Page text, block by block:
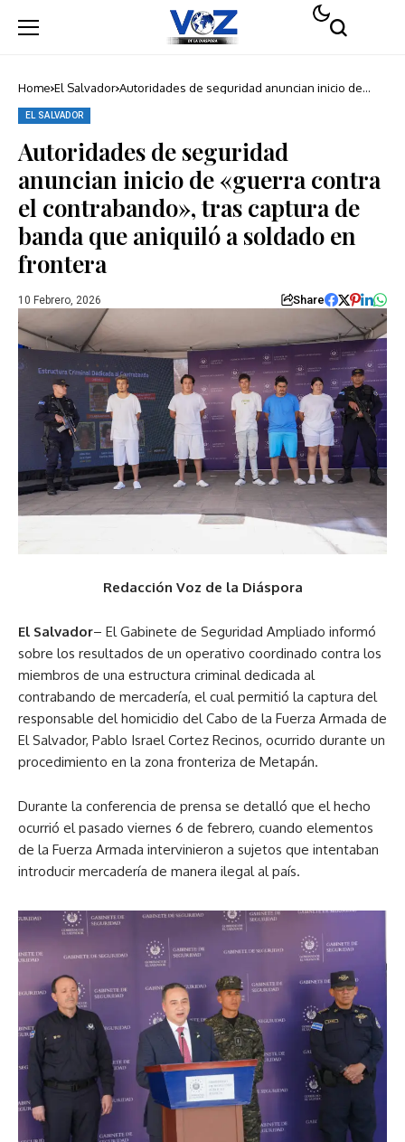
Home El Salvador Autoridades de seguridad anuncian inicio de
EL SALVADOR
Autoridades de seguridad
anuncian inicio de «guerra contra
el contrabando», tras captura de
banda que aniquiló a soldado en
frontera
10 Febrero, 2026 Share
Redacción Voz de la Diáspora
El Salvador– El Gabinete de Seguridad Ampliado informó
sobre los resultados de un operativo coordinado contra los
miembros de una estructura criminal dedicada al
contrabando de mercadería, el cual permitió la captura del
responsable del homicidio del Cabo de la Fuerza Armada de
El Salvador, Pablo Israel Cortez Recinos, ocurrido durante un
procedimiento en la zona fronteriza de Metapán.
Durante la conferencia de prensa se detalló que el hecho
ocurrió el pasado viernes 6 de febrero, cuando elementos
de la Fuerza Armada intervinieron a sujetos que intentaban
introducir mercadería de manera ilegal al país.